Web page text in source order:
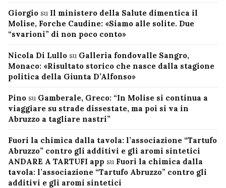
Giorgio su Il ministero della Salute dimentica il
Molise, Forche Caudine: «Siamo alle solite. Due
“svarioni” di non poco conto»
Nicola Di Lullo su Galleria fondovalle Sangro,
Monaco: «Risultato storico che nasce dalla stagione
politica della Giunta D’Alfonso»
Pino su Gamberale, Greco: “In Molise si continua a
viaggiare su strade dissestate, ma poi si va in
Abruzzo a tagliare nastri”
Fuori la chimica dalla tavola: l’associazione “Tartufo
Abruzzo” contro gli additivi e gli aromi sintetici
ANDARE A TARTUFI app su Fuori la chimica dalla
tavola: l’associazione “Tartufo Abruzzo” contro gli
additivi e gli aromi sintetici